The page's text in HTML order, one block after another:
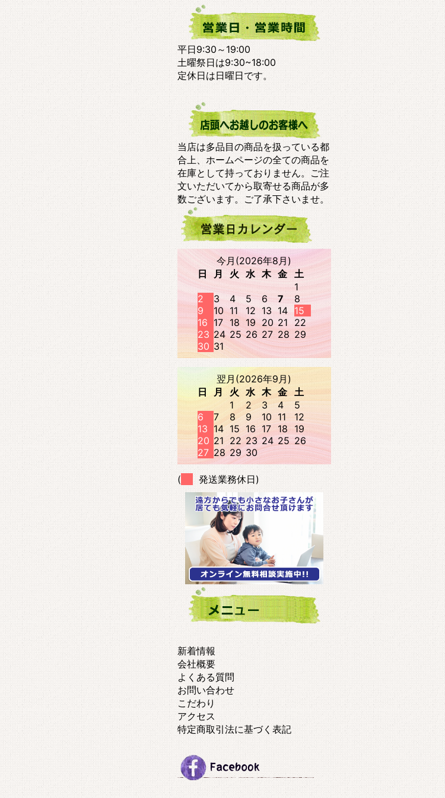
平日9:30～19:00
土曜祭日は9:30~18:00
定休日は日曜日です。
当店は多品目の商品を扱っている都
合上、ホームページの全ての商品を
在庫として持っておりません。ご注
文いただいてから取寄せる商品が多
数ございます。ご了承下さいませ。
今月(2026年8月)
日
月 火 水 木 金
土
1
2
3 4 5 6 7
8
9
10 11 12 13 14
15
16 17 18 19 20 21
22
23 24 25 26 27 28 29
30 31
翌月(2026年9月)
日
月 火 水 木 金
土
1
2 3 4
5
6
7 8 9 10 11
12
13 14 15 16 17 18
19
20 21 22 23 24 25 26
27 28 29 30
( 発送業務休日)
新着情報
会社概要
よくある質問
お問い合わせ
こだわり
アクセス
特定商取引法に基づく表記